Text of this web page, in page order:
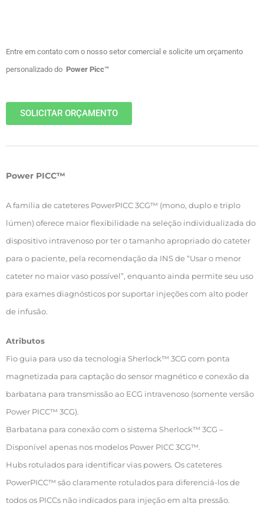
Entre em contato com o nosso setor comercial e solicite um orçamento
personalizado do Power Picc™
SOLICITAR ORÇAMENTO
Power PICC™
A família de cateteres PowerPICC 3CG™ (mono, duplo e triplo
lúmen) oferece maior flexibilidade na seleção individualizada do
dispositivo intravenoso por ter o tamanho apropriado do cateter
para o paciente, pela recomendação da INS de “Usar o menor
cateter no maior vaso possível”, enquanto ainda permite seu uso
para exames diagnósticos por suportar injeções com alto poder
de infusão.
Atributos
Fio guia para uso da tecnologia Sherlock™ 3CG com ponta
magnetizada para captação do sensor magnético e conexão da
barbatana para transmissão ao ECG intravenoso (somente versão
Power PICC™ 3CG).
Barbatana para conexão com o sistema Sherlock™ 3CG –
Disponível apenas nos modelos Power PICC 3CG™.
Hubs rotulados para identificar vias powers. Os cateteres
PowerPICC™ são claramente rotulados para diferenciá-los de
todos os PICCs não indicados para injeção em alta pressão.